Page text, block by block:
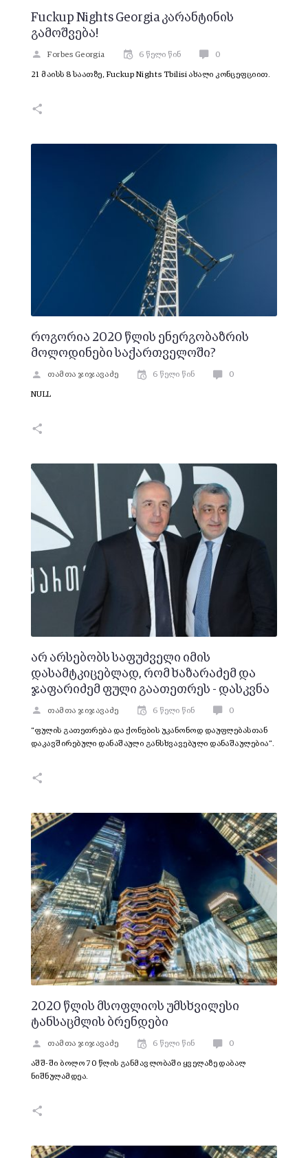
Fuckup Nights Georgia კარანტინის
გამოშვება!
Forbes Georgia 6 წელი წინ 0
21 მაისს 8 საათზე, Fuckup Nights Tbilisi ახალი კონცეფციით.
როგორია 2020 წლის ენერგობაზრის
მოლოდინები საქართველოში?
თამთა ჯიჯავაძე 6 წელი წინ 0
NULL
არ არსებობს საფუძველი იმის
დასამტკიცებლად, რომ ხაზარაძემ და
ჯაფარიძემ ფული გაათეთრეს - დასკვნა
თამთა ჯიჯავაძე 6 წელი წინ 0
“ფულის გათეთრება და ქონების უკანონოდ დაუფლებასთან
დაკავშირებული დანაშაული განსხვავებული დანაშაულებია”.
2020 წლის მსოფლიოს უმსხვილესი
ტანსაცმლის ბრენდები
თამთა ჯიჯავაძე 6 წელი წინ 0
აშშ-ში ბოლო 70 წლის განმავლობაში ყველაზე დაბალ
ნიშნულამდეა.